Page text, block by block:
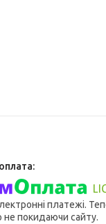
платежі.
не покидаючи сайту.